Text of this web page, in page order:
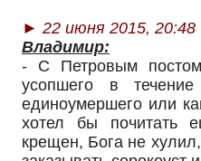
► 22 июня 2015, 20:48
Владимир:
- С Петровым
усопшего в
единоумершего или
хотел бы почитать
крещен, Бога не